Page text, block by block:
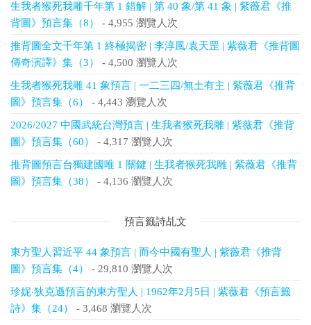
生我者猴死我雕千年第 1 錯解 | 第 40 象/第 41 象 | 紫薇君《推
背圖》預言集（8）
- 4,955 瀏覽人次
推背圖全文千年第 1 終極揭密 | 李淳風/袁天罡 | 紫薇君《推背圖
傳奇演譯》集（3）
- 4,500 瀏覽人次
生我者猴死我雕 41 象預言 | 一二三四/無土有主 | 紫薇君《推背
圖》預言集（6）
- 4,443 瀏覽人次
2026/2027 中國武統台灣預言 | 生我者猴死我雕 | 紫薇君《推背
圖》預言集（60）
- 4,317 瀏覽人次
推背圖預言台獨建國唯 1 關鍵 | 生我者猴死我雕 | 紫薇君《推背
圖》預言集（38）
- 4,136 瀏覽人次
預言籤詩乩文
東方聖人習近平 44 象預言 | 而今中國有聖人 | 紫薇君《推背
圖》預言集（4）
- 29,810 瀏覽人次
珍妮‧狄克遜預言的東方聖人 | 1962年2月5日 | 紫薇君《預言籤
詩》集（24）
- 3,468 瀏覽人次